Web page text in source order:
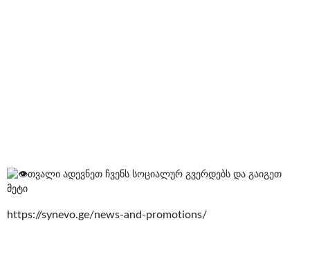
თვალი ადევნეთ ჩვენს სოციალურ გვერდებს და გაიგეთ
მეტი
https://synevo.ge/news-and-promotions/